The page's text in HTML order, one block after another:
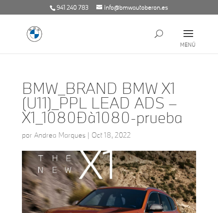
941 240 783 info@bmwautoberon.es
BMW_BRAND BMW X1
(U11)_PPL LEAD ADS –
X1_1080Ðà1080-prueba
por Andrea Marques | Oct 18, 2022